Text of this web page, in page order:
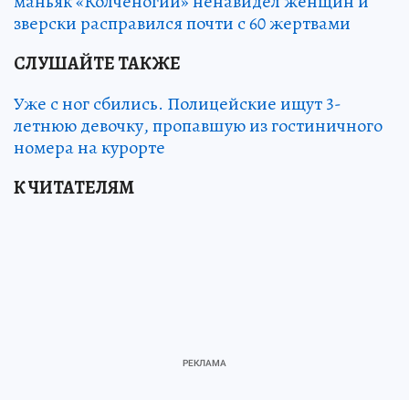
зверски расправился почти с 60 жертвами
СЛУШАЙТЕ ТАКЖЕ
Уже с ног сбились. Полицейские ищут 3-
летнюю девочку, пропавшую из гостиничного
номера на курорте
К ЧИТАТЕЛЯМ